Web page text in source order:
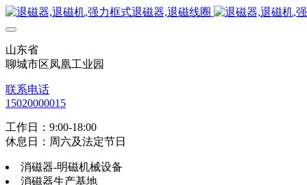
山东省
聊城市区凤凰工业园
联系电话
15020000015
工作日：9:00-18:00
休息日：周六及法定节日
消磁器-明磁机械设备
消磁器生产基地